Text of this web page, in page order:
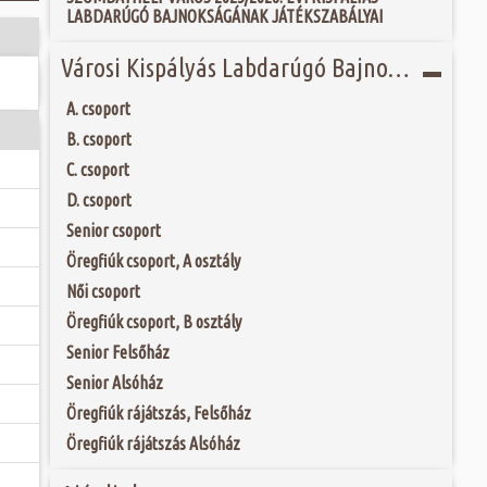
Az 1860-
birtokosa kezdte
és az 1930-
szárú növényt
egyben
a
játékkal és
a lépést a
LABDARÚGÓ BAJNOKSÁGÁNAK JÁTÉKSZABÁLYAI
Városi Kispályás Labdarúgó Bajnokság 2020
A. csoport
B. csoport
C. csoport
D. csoport
Senior csoport
Öregfiúk csoport, A osztály
Női csoport
Öregfiúk csoport, B osztály
Senior Felsőház
Senior Alsóház
Öregfiúk rájátszás, Felsőház
Öregfiúk rájátszás Alsóház